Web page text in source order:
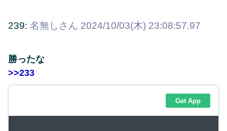
239: 名無しさん 2024/10/03(木) 23:08:57.97
勝ったな
>>233